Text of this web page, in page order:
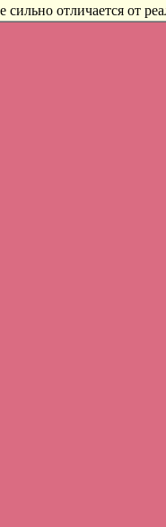
отличается от